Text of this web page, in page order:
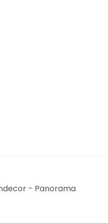
- Panorama